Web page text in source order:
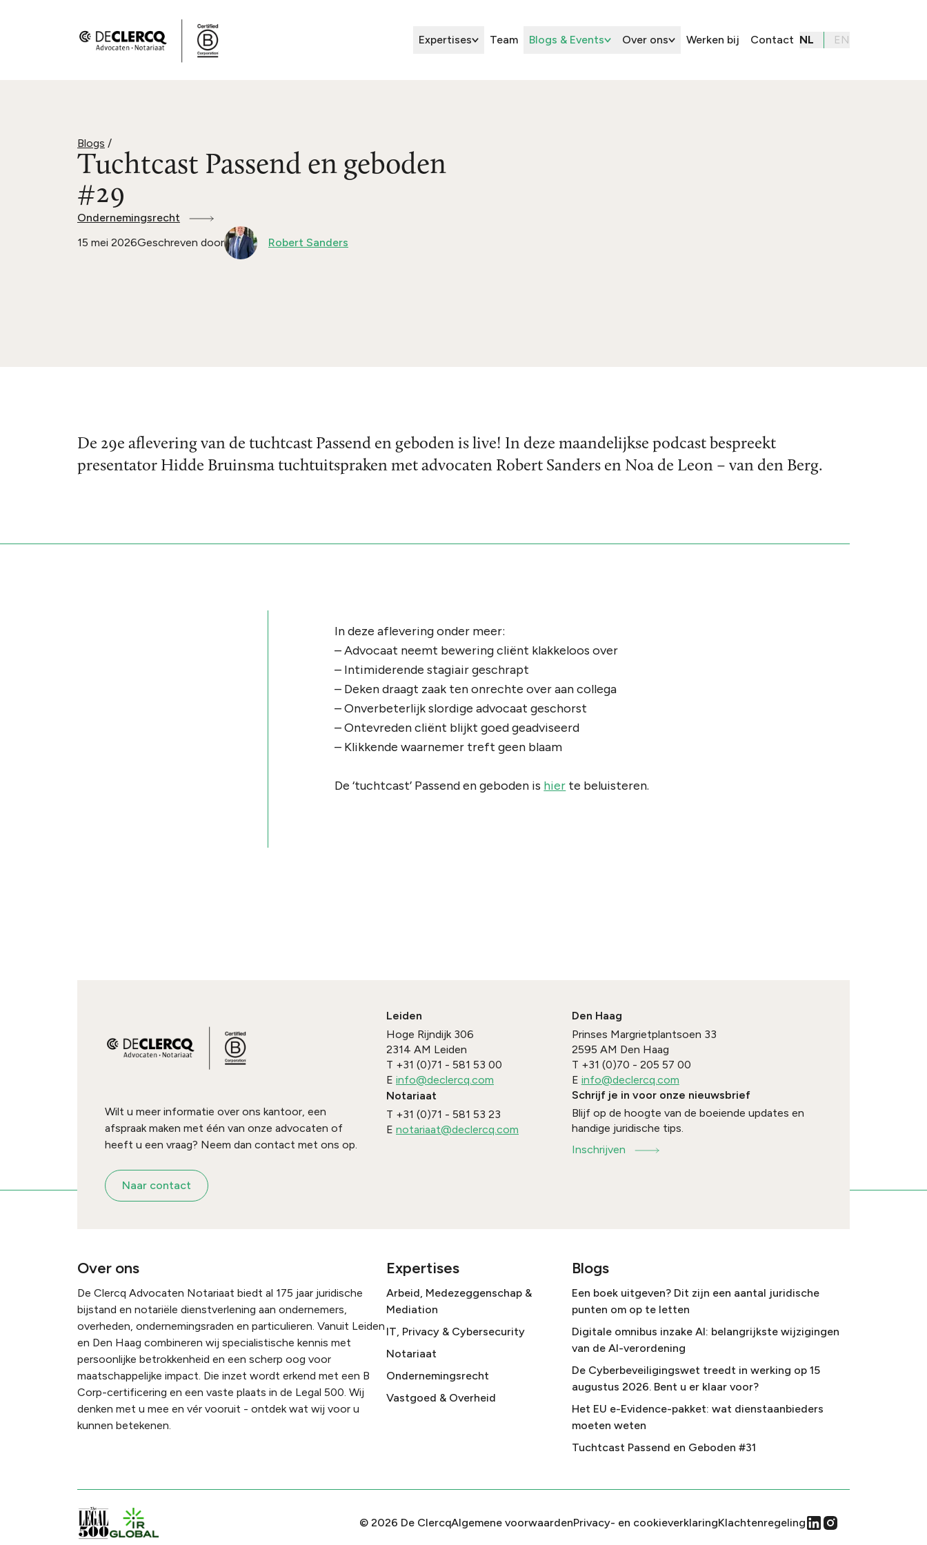
Expertises Team Blogs & Events Over ons Werken bij Contact NL EN
Blogs /
Tuchtcast Passend en geboden
#29
Ondernemingsrecht
15 mei 2026Geschreven door Robert Sanders
De 29e aflevering van de tuchtcast Passend en geboden is live! In deze maandelijkse podcast bespreekt
presentator Hidde Bruinsma tuchtuitspraken met advocaten Robert Sanders en Noa de Leon – van den Berg.
In deze aflevering onder meer:
– Advocaat neemt bewering cliënt klakkeloos over
– Intimiderende stagiair geschrapt
– Deken draagt zaak ten onrechte over aan collega
– Onverbeterlijk slordige advocaat geschorst
– Ontevreden cliënt blijkt goed geadviseerd
– Klikkende waarnemer treft geen blaam
De ‘tuchtcast’ Passend en geboden is hier te beluisteren.
Wilt u meer informatie over ons kantoor, een
afspraak maken met één van onze advocaten of
heeft u een vraag? Neem dan contact met ons op.
Naar contact
Leiden
Hoge Rijndijk 306
2314 AM Leiden
T +31 (0)71 - 581 53 00
E info@declercq.com
Notariaat
T +31 (0)71 - 581 53 23
E notariaat@declercq.com
Den Haag
Prinses Margrietplantsoen 33
2595 AM Den Haag
T +31 (0)70 - 205 57 00
E info@declercq.com
Schrijf je in voor onze nieuwsbrief
Blijf op de hoogte van de boeiende updates en
handige juridische tips.
Inschrijven
Over ons
De Clercq Advocaten Notariaat biedt al 175 jaar juridische
bijstand en notariële dienstverlening aan ondernemers,
overheden, ondernemingsraden en particulieren. Vanuit Leiden
en Den Haag combineren wij specialistische kennis met
persoonlijke betrokkenheid en een scherp oog voor
maatschappelijke impact. Die inzet wordt erkend met een B
Corp-certificering en een vaste plaats in de Legal 500. Wij
denken met u mee en vér vooruit - ontdek wat wij voor u
kunnen betekenen.
Expertises
Arbeid, Medezeggenschap &
Mediation
IT, Privacy & Cybersecurity
Notariaat
Ondernemingsrecht
Vastgoed & Overheid
Blogs
Een boek uitgeven? Dit zijn een aantal juridische
punten om op te letten
Digitale omnibus inzake AI: belangrijkste wijzigingen
van de AI-verordening
De Cyberbeveiligingswet treedt in werking op 15
augustus 2026. Bent u er klaar voor?
Het EU e-Evidence-pakket: wat dienstaanbieders
moeten weten
Tuchtcast Passend en Geboden #31
© 2026 De ClercqAlgemene voorwaardenPrivacy- en cookieverklaringKlachtenregeling